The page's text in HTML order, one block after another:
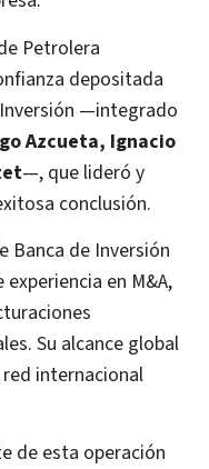
Petrolera
depositada
—integrado
Azcueta, Ignacio
—, que lideró y
conclusión.
Banca de Inversión
experiencia en M&A,
Su alcance global
internacional
de esta operación